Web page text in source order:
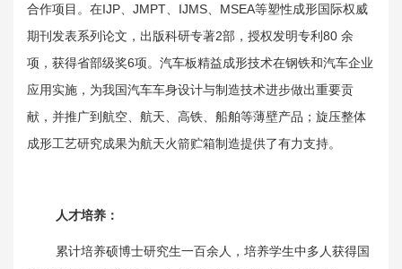
合作项目。在IJP、JMPT、IJMS、MSEA等塑性成形国际权威
期刊发表系列论文，出版科研专著2部，授权发明专利80 余
项，获得省部级奖6项。汽车板精益成形技术在钢铁和汽车企业
应用实施，为我国汽车车身设计与制造技术进步做出重要贡
献，并推广到航空、航天、高铁、船舶等薄壁产品；旋压整体
成形工艺研究成果为航天火箭贮箱制造提供了有力支持。
人才培养：
累计培养硕博士研究生一百余人，培养学生中多人获得国